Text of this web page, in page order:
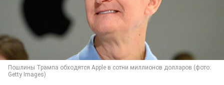
Пошлины Трампа обходятся Apple в сотни миллионов долларов (фото:
Getty Images)